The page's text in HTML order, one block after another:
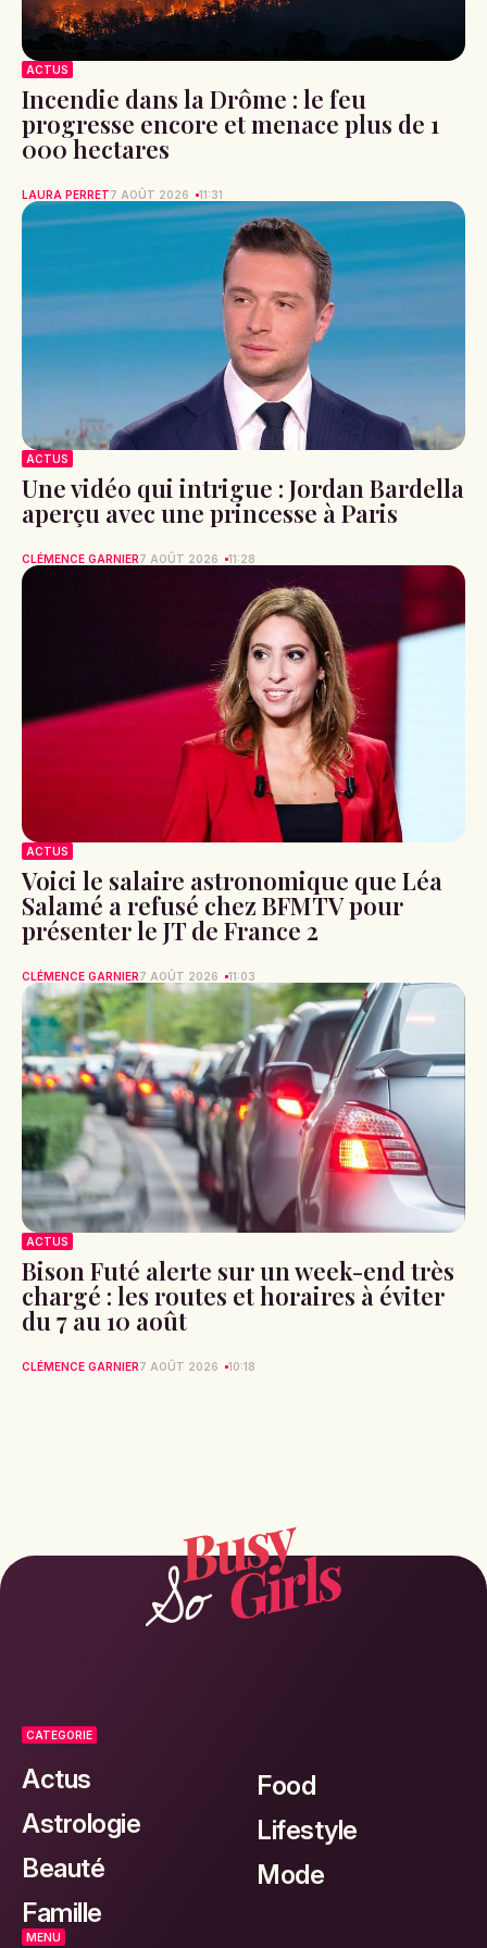
ACTUS
Incendie dans la Drôme : le feu
progresse encore et menace plus de 1
000 hectares
LAURA PERRET7 AOÛT 2026 11:31
ACTUS
Une vidéo qui intrigue : Jordan Bardella
aperçu avec une princesse à Paris
CLÉMENCE GARNIER7 AOÛT 2026 11:28
ACTUS
Voici le salaire astronomique que Léa
Salamé a refusé chez BFMTV pour
présenter le JT de France 2
CLÉMENCE GARNIER7 AOÛT 2026 11:03
ACTUS
Bison Futé alerte sur un week-end très
chargé : les routes et horaires à éviter
du 7 au 10 août
CLÉMENCE GARNIER7 AOÛT 2026 10:18
CATEGORIE
Actus
Astrologie
Beauté
Famille
Food
Lifestyle
Mode
MENU